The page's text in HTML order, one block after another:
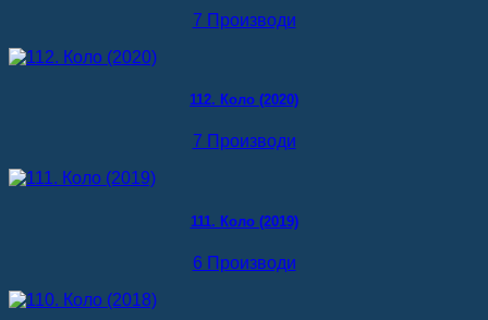
7 Производи
112. Коло (2020)
7 Производи
111. Коло (2019)
6 Производи